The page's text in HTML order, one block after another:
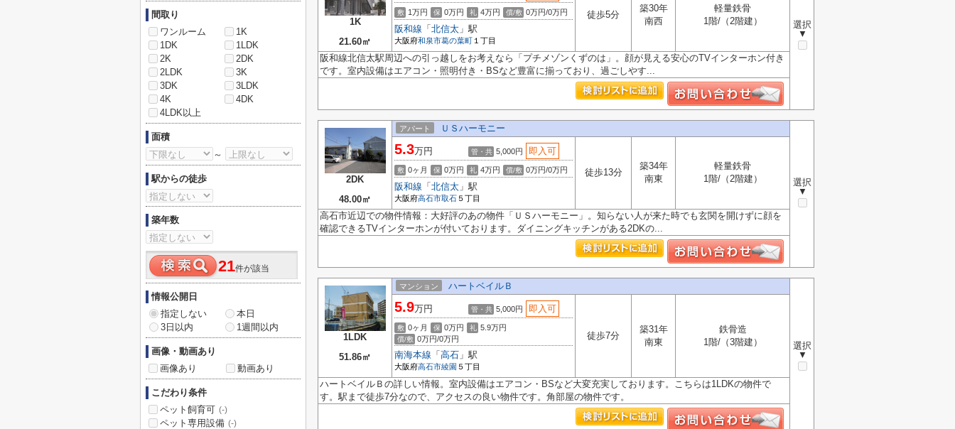
1K
21.60㎡
選択
▼
敷 1万円 保 0万円 礼 4万円 償/敷 0万円/0万円
阪和線 「 北信太 」駅
大阪府和泉市葛の葉町 １丁目
徒歩5分
築30年
南西
軽量鉄骨
1階/（2階建）
阪和線北信太駅周辺への引っ越しをお考えなら「プチメゾンくずのは」。顔が見える安心のTVインターホン付き
です。室内設備はエアコン・照明付き・BSなど豊富に揃っており、過ごしやす...
2DK
48.00㎡
アパート ＵＳハーモニー
選択
▼
5.3万円 管・共 5,000円 即入可
敷 0ヶ月 保 0万円 礼 4万円 償/敷 0万円/0万円
阪和線 「 北信太 」駅
大阪府高石市取石 ５丁目
徒歩13分
築34年
南東
軽量鉄骨
1階/（2階建）
高石市近辺での物件情報：大好評のあの物件「ＵＳハーモニー」。知らない人が来た時でも玄関を開けずに顔を
確認できるTVインターホンが付いております。ダイニングキッチンがある2DKの...
1LDK
51.86㎡
マンション ハートベイルＢ
選択
▼
5.9万円 管・共 5,000円 即入可
敷 0ヶ月 保 0万円 礼 5.9万円
償/敷 0万円/0万円
南海本線 「 高石 」駅
大阪府高石市綾園 ５丁目
徒歩7分
築31年
南東
鉄骨造
1階/（3階建）
ハートベイルＢの詳しい情報。室内設備はエアコン・BSなど大変充実しております。こちらは1LDKの物件で
す。駅まで徒歩7分なので、アクセスの良い物件です。角部屋の物件です。
間取り
ワンルーム
1K
1DK
1LDK
2K
2DK
2LDK
3K
3DK
3LDK
4K
4DK
4LDK以上
面積
～
駅からの徒歩
築年数
21件が該当
情報公開日
指定しない
本日
3日以内
1週間以内
画像・動画あり
画像あり
動画あり
こだわり条件
ペット飼育可 (-)
ペット専用設備 (-)